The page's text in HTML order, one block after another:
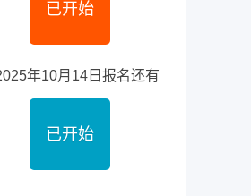
已开始
年10月14日报名还有
已开始